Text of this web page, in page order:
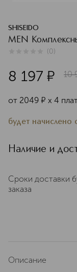
SHISEIDO
MEN
(0)
8 197 ¤ 10
от 2049 ¤ х 4
будет начислено
Наличие и
Сроки доставки
заказа
Описание